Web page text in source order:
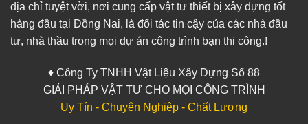
địa chỉ tuyệt vời, nơi cung cấp vật tư thiết bị xây dựng tốt
hàng đầu tại Đồng Nai, là đối tác tin cậy của các nhà đầu
tư, nhà thầu trong mọi dự án công trình bạn thi công.!
♦ Công Ty TNHH Vật Liệu Xây Dựng Số 88
GIẢI PHÁP VẬT TƯ CHO MỌI CÔNG TRÌNH
Uy Tín - Chuyên Nghiệp - Chất Lượng